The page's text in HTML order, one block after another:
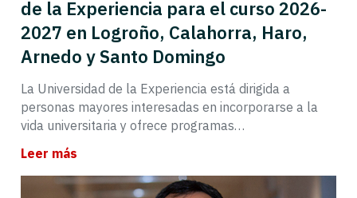
de la Experiencia para el curso 2026-
2027 en Logroño, Calahorra, Haro,
Arnedo y Santo Domingo
La Universidad de la Experiencia está dirigida a
personas mayores interesadas en incorporarse a la
vida universitaria y ofrece programas…
Leer más